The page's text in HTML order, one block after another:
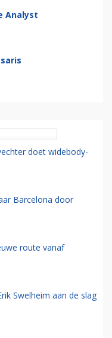
Analyst
doet widebody-
Barcelona door
route vanaf
Swelheim aan de slag